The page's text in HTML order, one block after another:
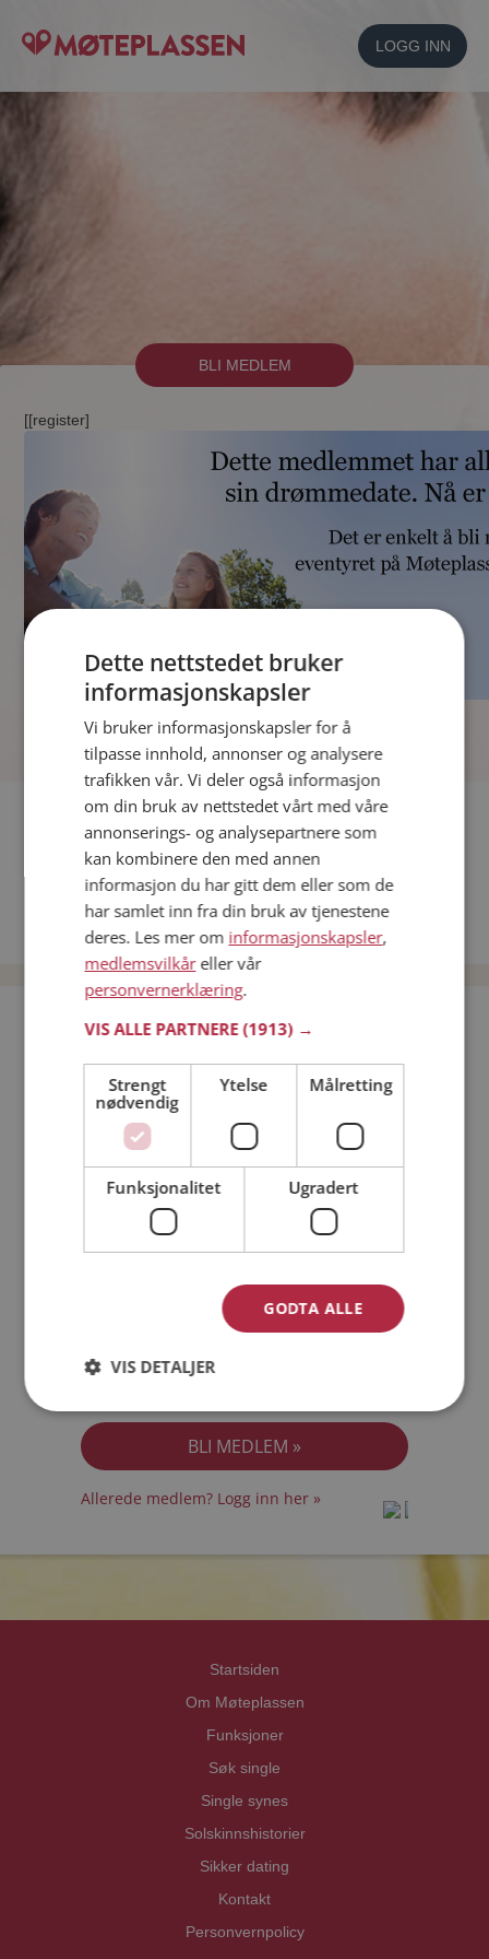
LOGG INN
BLI MEDLEM
[[register]
Fler single
Date menn i Norge
Date kvinner i Norge
Bli medlem gratis!
Jeg er en: Mann Kvinne
Min alder:
Jeg akseptererMedlemsvilkårene
Allerede medlem? Logg inn her »
Startsiden
Om Møteplassen
Funksjoner
Søk single
Single synes
Solskinnshistorier
Sikker dating
Kontakt
Personvernpolicy
Dette nettstedet bruker
informasjonskapsler
Vi bruker informasjonskapsler for å
tilpasse innhold, annonser og analysere
trafikken vår. Vi deler også informasjon
om din bruk av nettstedet vårt med våre
annonserings- og analysepartnere som
kan kombinere den med annen
informasjon du har gitt dem eller som de
har samlet inn fra din bruk av tjenestene
deres. Les mer om informasjonskapsler,
medlemsvilkåreller vår
personvernerklæring.
VIS ALLE PARTNERE(1913) →
Strengt
nødvendig
Ytelse Målretting
Funksjonalitet Ugradert
GODTA ALLE
VIS DETALJER